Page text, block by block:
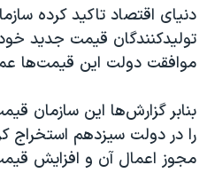
نرگس محمدی برنده جایزه نوبل
همایش محافظه‌کاران آمریکا
صفحه‌های ویژه
سفر پرزیدنت ترامپ به چین
دنیای اقتصاد تاکید کرده
تولیدکنندگان قیمت جدید
موافقت دولت این قیمت‌ها
بنابر گزارش‌ها این سازمان
را در دولت سیزدهم استخراج
مجوز اعمال آن و افزایش